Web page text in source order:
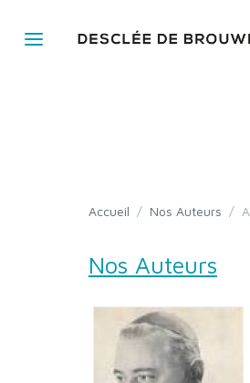
Accueil / Nos Auteurs /
Nos Auteurs